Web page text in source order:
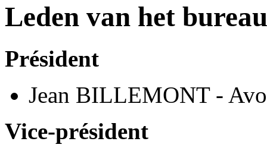
Leden van het bureau
Président
Jean BILLEMONT -
Vice-président